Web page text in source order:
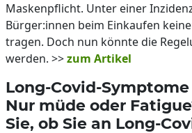
Maskenpflicht. Unter einer
Bürger:innen beim Einkaufen
tragen. Doch nun könnte die
werden. >>zum Artikel
Long-Covid-
Nur müde oder
Sie, ob Sie an Long-